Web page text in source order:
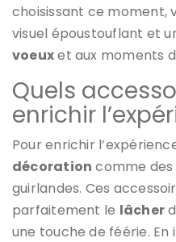
choisissant ce moment,
visuel époustouflant et
voeuxet aux moments
Quels
enrichir
Pour enrichir
décoration comme des
guirlandes. Ces
parfaitement le lâcher
une touche de féérie.